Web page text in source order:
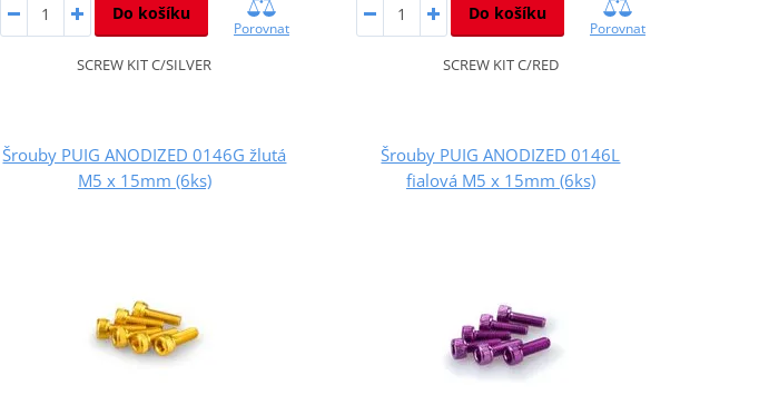
Do košíku
Porovnat
SCREW KIT C/SILVER
Do košíku
Porovnat
SCREW KIT C/RED
Šrouby PUIG ANODIZED 0146G žlutá
M5 x 15mm (6ks)
Šrouby PUIG ANODIZED 0146L
fialová M5 x 15mm (6ks)